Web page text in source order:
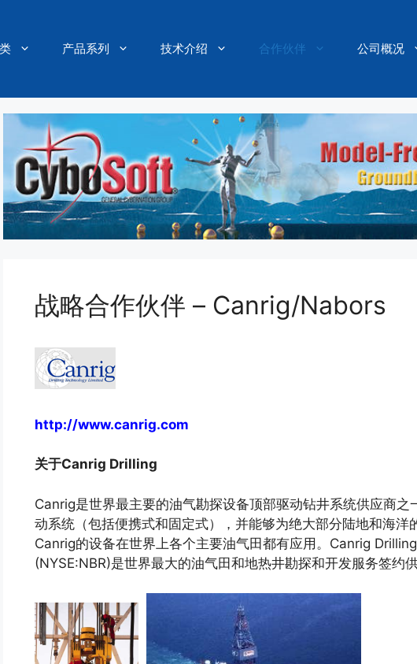
产品系列 技术介绍 合作伙伴 公司概况
战略合作伙伴 – Canrig/Nabors
http://www.canrig.com
关于Canrig Drilling
Canrig是世界最主要的油气勘探设备顶部驱动钻井系统供应商
动系统（包括便携式和固定式），并能够为绝大部分陆地和海洋
Canrig的设备在世界上各个主要油气田都有应用。Canrig
(NYSE:NBR)是世界最大的油气田和地热井勘探和开发服务签约供